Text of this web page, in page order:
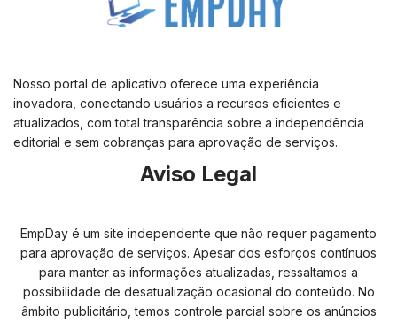
Nosso portal de aplicativo oferece uma experiência
inovadora, conectando usuários a recursos eficientes e
atualizados, com total transparência sobre a independência
editorial e sem cobranças para aprovação de serviços.
Aviso Legal
EmpDay é um site independente que não requer pagamento
para aprovação de serviços. Apesar dos esforços contínuos
para manter as informações atualizadas, ressaltamos a
possibilidade de desatualização ocasional do conteúdo. No
âmbito publicitário, temos controle parcial sobre os anúncios